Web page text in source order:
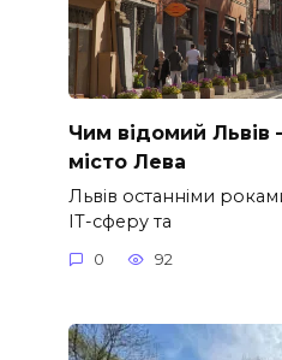
Чим відомий Львів
місто Лева
Львів останніми
ІТ-сферу та
0 92